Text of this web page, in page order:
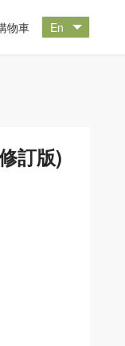
訂版)
物車